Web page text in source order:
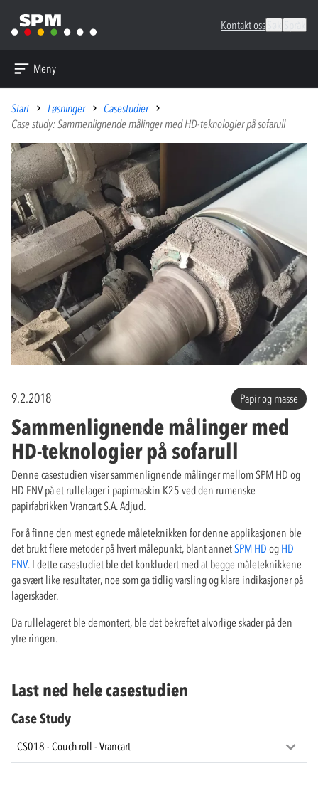
Kontakt oss
Meny
Start Løsninger
Casestudier
Case study: Sammenlignende målinger med HD-teknologier på sofarull
9.2.2018 Papir og masse
Sammenlignende målinger med
HD-teknologier på sofarull
Denne casestudien viser sammenlignende målinger mellom SPM HD og
HD ENV på et rullelager i papirmaskin K25 ved den rumenske
papirfabrikken Vrancart S.A. Adjud.
For å finne den mest egnede måleteknikken for denne applikasjonen ble
det brukt flere metoder på hvert målepunkt, blant annetSPM HD og HD
ENV. I dette casestudiet ble det konkludert med at begge måleteknikkene
ga svært like resultater, noe som ga tidlig varsling og klare indikasjoner på
lagerskader.
Da rullelageret ble demontert, ble det bekreftet alvorlige skader på den
ytre ringen.
Last ned hele casestudien
Case Study
CS018 - Couch roll - Vrancart